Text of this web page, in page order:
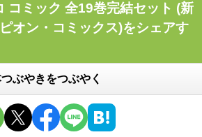
コミック 全19巻完結セット (新
オン・コミックス)をシェアす
ぶやきをつぶやく